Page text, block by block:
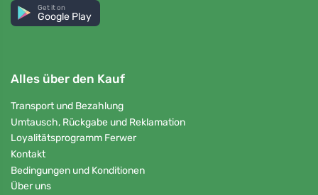
Get it on
Google Play
Alles über den Kauf
Transport und Bezahlung
Umtausch, Rückgabe und Reklamation
Loyalitätsprogramm Ferwer
Kontakt
Bedingungen und Konditionen
Über uns